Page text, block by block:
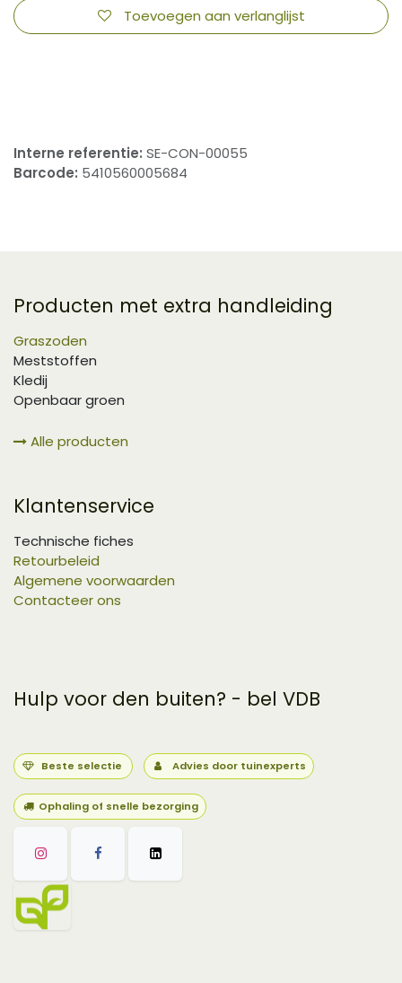
Toevoegen aan verlanglijst
Interne referentie: SE-CON-00055
Barcode: 5410560005684
Producten met extra handleiding
Graszoden
Meststoffen
Kledij
Openbaar groen
Alle producten
Klantenservice
Technische fiches
Retourbeleid
Algemene voorwaarden
Contacteer ons
Hulp voor den buiten? - bel VDB
Beste selectie Advies door tuinexperts
Ophaling of snelle bezorging